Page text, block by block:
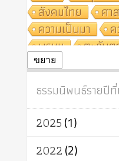
สังคมไทย
ศา
ความเป็นมา
พรหม
ตะวัน
ปฏิจจสมุปบาท
อินเดีย
ผู้บริโ
จักร
การแยก
เทคโนโลยี
สิทธิ
พุทธบริษัท
ขยาย
ธรรมนิพนธ์รายปี
2025(1)
2022(2)